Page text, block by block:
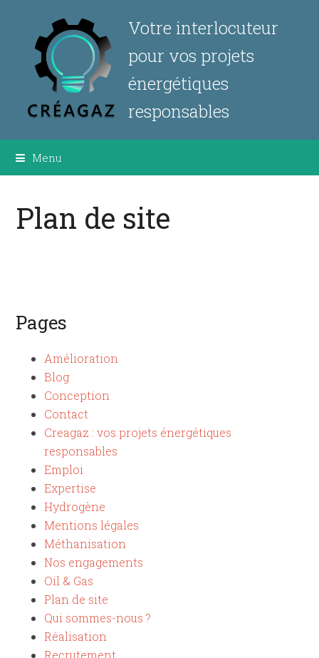
Votre interlocuteur
pour vos projets
énergétiques
responsables
Menu
Plan de site
Pages
Amélioration
Blog
Conception
Contact
Creagaz : vos projets énergétiques
responsables
Emploi
Expertise
Hydrogène
Mentions légales
Méthanisation
Nos engagements
Oil & Gas
Plan de site
Qui sommes-nous ?
Réalisation
Recrutement